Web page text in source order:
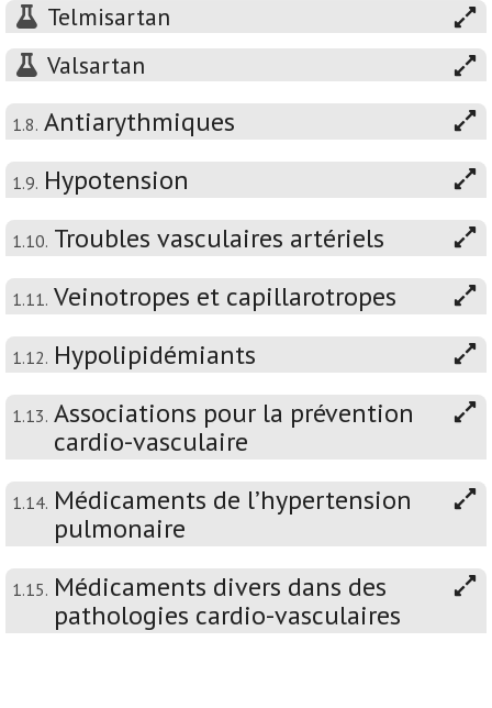
Telmisartan
Valsartan
1.8. Antiarythmiques
1.9. Hypotension
1.10. Troubles vasculaires artériels
1.11. Veinotropes et capillarotropes
1.12. Hypolipidémiants
1.13. Associations pour la prévention
cardio-vasculaire
1.14. Médicaments de l’hypertension
pulmonaire
1.15. Médicaments divers dans des
pathologies cardio-vasculaires